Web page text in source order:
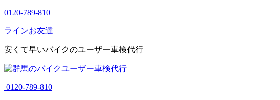
0120-789-810
ラインお友達
安くて早いバイクのユーザー車検代行
0120-789-810